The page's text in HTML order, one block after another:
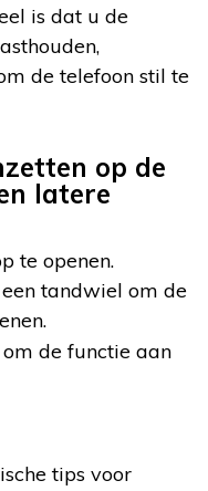
is dat u de
de telefoon stil te
op de
latere
te openen.
tandwiel om de
om de functie aan
tips voor